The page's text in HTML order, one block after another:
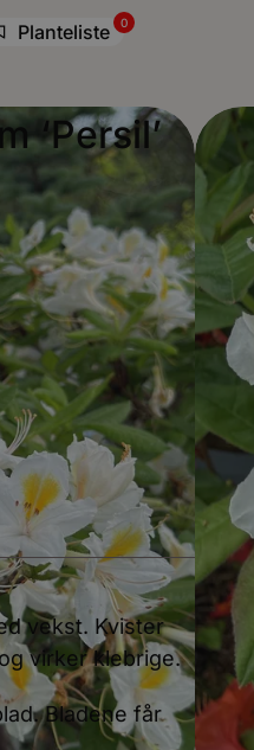
Planteliste 0
‘Persil’
vekst. Kvister
virker klebrige.
Bladene får